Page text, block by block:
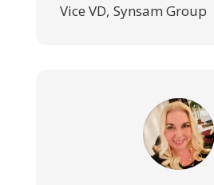
Vice VD, Synsam Group